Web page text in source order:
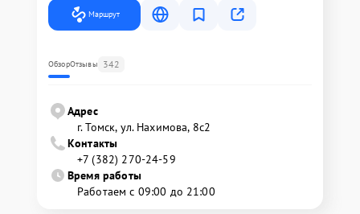
Маршрут
ОбзорОтзывы 342
Адрес
г. Томск, ул. Нахимова, 8с2
Контакты
+7 (382) 270-24-59
Время работы
Работаем с 09:00 до 21:00